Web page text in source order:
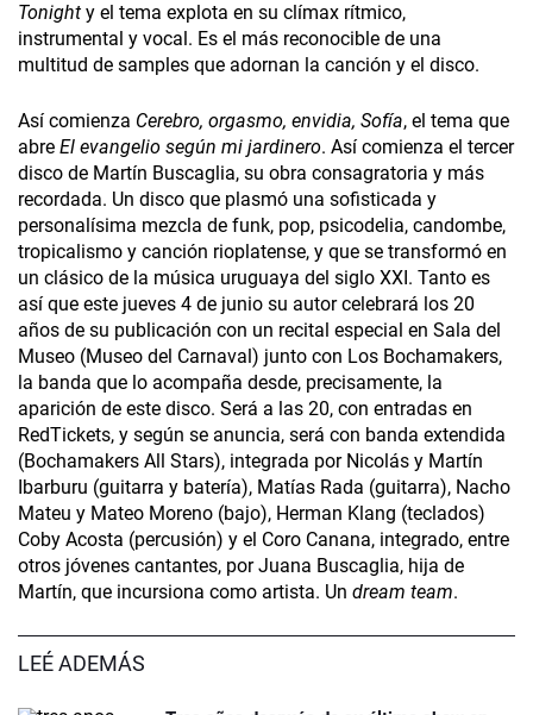
Tonight y el tema explota en su clímax rítmico,
instrumental y vocal. Es el más reconocible de una
multitud de samples que adornan la canción y el disco.
Así comienza Cerebro, orgasmo, envidia, Sofía, el tema que
abre El evangelio según mi jardinero. Así comienza el tercer
disco de Martín Buscaglia, su obra consagratoria y más
recordada. Un disco que plasmó una sofisticada y
personalísima mezcla de funk, pop, psicodelia, candombe,
tropicalismo y canción rioplatense, y que se transformó en
un clásico de la música uruguaya del siglo XXI. Tanto es
así que este jueves 4 de junio su autor celebrará los 20
años de su publicación con un recital especial en Sala del
Museo (Museo del Carnaval) junto con Los Bochamakers,
la banda que lo acompaña desde, precisamente, la
aparición de este disco. Será a las 20, con entradas en
RedTickets, y según se anuncia, será con banda extendida
(Bochamakers All Stars), integrada por Nicolás y Martín
Ibarburu (guitarra y batería), Matías Rada (guitarra), Nacho
Mateu y Mateo Moreno (bajo), Herman Klang (teclados)
Coby Acosta (percusión) y el Coro Canana, integrado, entre
otros jóvenes cantantes, por Juana Buscaglia, hija de
Martín, que incursiona como artista. Un dream team.
LEÉ ADEMÁS